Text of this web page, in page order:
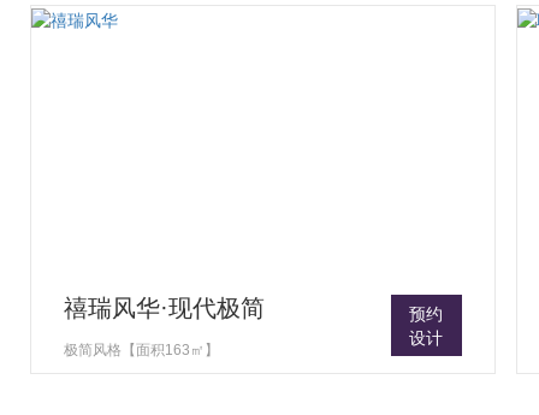
禧瑞风华·现代极简
极简风格【面积163㎡】
预约
设计